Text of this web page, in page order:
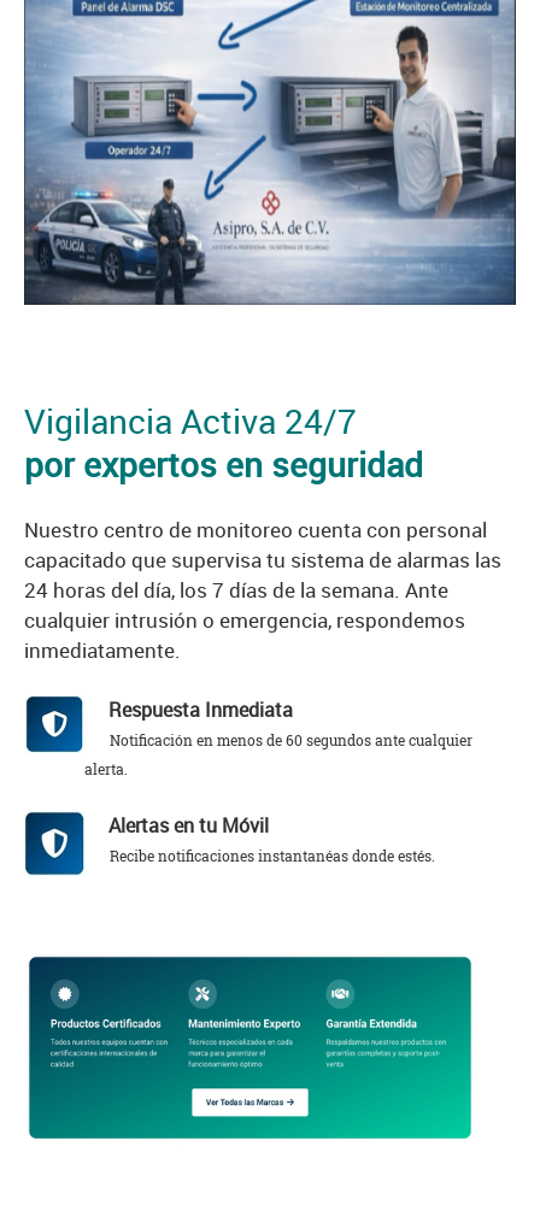
Vigilancia Activa 24/7
por expertos en seguridad
Nuestro centro de monitoreo cuenta con personal
capacitado que supervisa tu sistema de alarmas las
24 horas del día, los 7 días de la semana. Ante
cualquier intrusión o emergencia, respondemos
inmediatamente.
Respuesta Inmediata
Notificación en menos de 60 segundos ante cualquier
alerta.
Alertas en tu Móvil
Recibe notificaciones instantanéas donde estés.